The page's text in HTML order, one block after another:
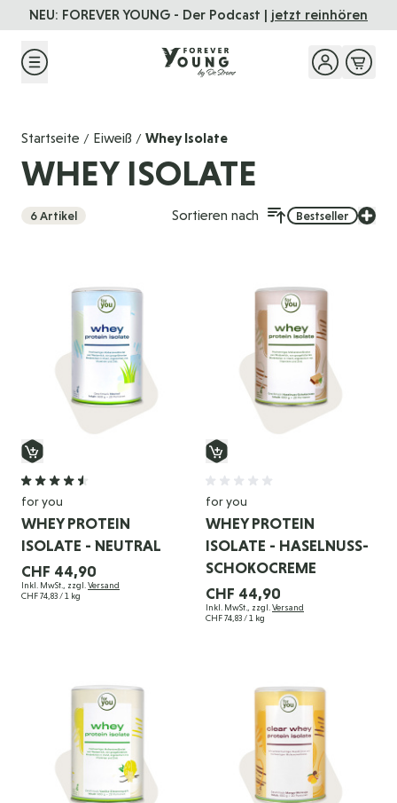
Direkt zum Inhalt
NEU: FOREVER YOUNG - Der Podcast | jetzt reinhören
Startseite / Eiweiẞ / Whey Isolate
WHEY ISOLATE
6Artikel Sortieren nach Bestseller
for you
WHEY PROTEIN
ISOLATE - NEUTRAL
CHF 44,90
Inkl. MwSt., zzgl. Versand
CHF 74,83 / 1 kg
for you
WHEY PROTEIN
ISOLATE - HASELNUSS-
SCHOKOCREME
CHF 44,90
Inkl. MwSt., zzgl. Versand
CHF 74,83 / 1 kg